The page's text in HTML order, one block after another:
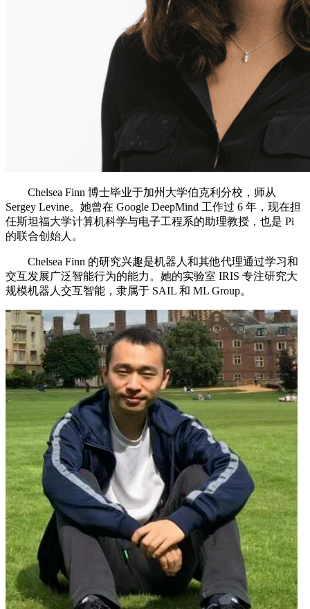
Chelsea Finn 博士毕业于加州大学伯克利分校，师从
Sergey Levine。她曾在 Google DeepMind 工作过 6 年，现在担
任斯坦福大学计算机科学与电子工程系的助理教授，也是 Pi
的联合创始人。
Chelsea Finn 的研究兴趣是机器人和其他代理通过学习和
交互发展广泛智能行为的能力。她的实验室 IRIS 专注研究大
规模机器人交互智能，隶属于 SAIL 和 ML Group。